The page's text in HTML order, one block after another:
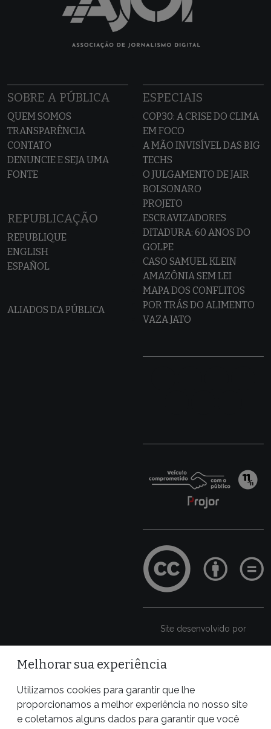
SOBRE A PÚBLICA
QUEM SOMOS
TRANSPARÊNCIA
CONTATO
DENUNCIE E SEJA UMA
FONTE
REPUBLICAÇÃO
REPUBLIQUE
ENGLISH
ESPAÑOL
ALIADOS DA PÚBLICA
ESPECIAIS
COP30: A CRISE DO CLIMA
EM FOCO
A MÃO INVISÍVEL DAS BIG
TECHS
O JULGAMENTO DE JAIR
BOLSONARO
PROJETO
ESCRAVIZADORES
DITADURA: 60 ANOS DO
GOLPE
CASO SAMUEL KLEIN
AMAZÔNIA SEM LEI
MAPA DOS CONFLITOS
POR TRÁS DO ALIMENTO
VAZA JATO
Site desenvolvido por
Melhorar sua experiência
Utilizamos cookies para garantir que lhe
proporcionamos a melhor experiência no nosso site
e coletamos alguns dados para garantir que você